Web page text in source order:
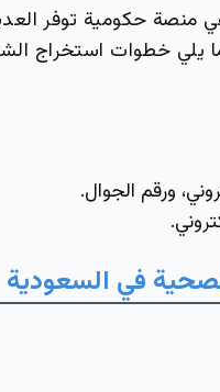
منصة حكومية توفر
يلي خطوات استخراج
ورقم الجوال.
في السعودية